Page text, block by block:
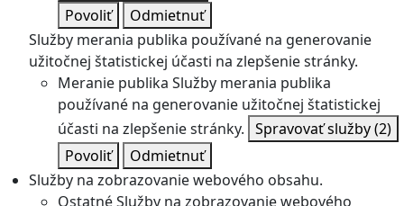
Povoliť
Odmietnuť
Služby merania publika používané na generovanie
užitočnej štatistickej účasti na zlepšenie stránky.
Meranie publika Služby merania publika
používané na generovanie užitočnej štatistickej
účasti na zlepšenie stránky. Spravovať služby(2)
Povoliť
Odmietnuť
Služby na zobrazovanie webového obsahu.
OstatnéSlužby na zobrazovanie webového